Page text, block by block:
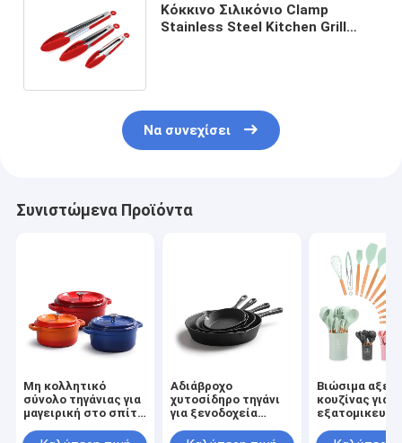
Κόκκινο Σιλικόνιο Clamp
Stainless Steel Kitchen Grill
Να συνεχίσει
Συνιστώμενα Προϊόντα
Μη κολλητικό
σύνολο τηγάνιας για
μαγειρική στο σπίτι
λογότυπο και OEM
Αδιάβροχο
χυτοσίδηρο τηγάνι
για ξενοδοχεία
Κλασικό στυλ
Βιώσιμα
κουζίνας για